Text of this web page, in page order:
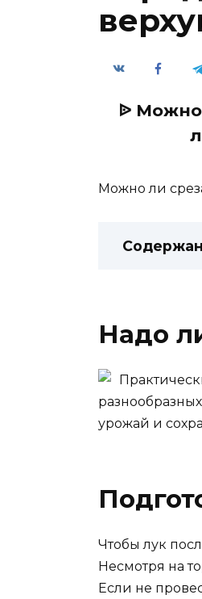
ᐉ Можно
Можно ли
Надо
урожай и
Чтобы лук
Несмотря на
Если не